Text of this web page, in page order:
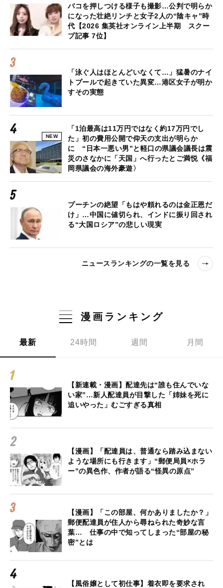
バコを押しつける様子も撮影…公判で明らか
になった壮絶リンチと女子2人の“陰キャ”時
代【2026 集英社オンライン上半期 スクー
プ記事 7位】
「泳ぐ人はほとんどいなくて…」猛暑のナイ
トプールで起きていた異変…港区女子が明か
すその実態
NEW
「1泊最高は11万円ではなく約17万円でし
た」初の費用公開で仰天の支出が明らか
に “日本一悪い男”と軽口の県議会議長は震
災のさなかに「天国」へ行ったとご満悦《福
岡県議会の海外豪遊〉
プーチンの絶望「もはや頼れるのは金正恩だ
け」…中国に値切られ、インドに振り回され
る“大国ロシア”の悲しい現実
ニュースランキングの一覧を見る
漫画ランキング
最新 24時間 週間 月間
【新連載・漫画】配達先は“誰も住んでいな
い家”…新人配達員が目撃した「姉妹を死に
追いやった」むごすぎる真相
【漫画】「配達員は、普通なら踏み込まない
ような場所にも行きます」“郵便局員×ホラ
ー”の異色作、作者が語る“怪異の原点”
【漫画】「この部屋、何かありましたか？」
郵便配達員が住人から尋ねられた奇妙な言
葉… 仕事の中で知ってしまった“部屋の秘
密”とは
【風俗嬢として初仕事】着衣即を要求され